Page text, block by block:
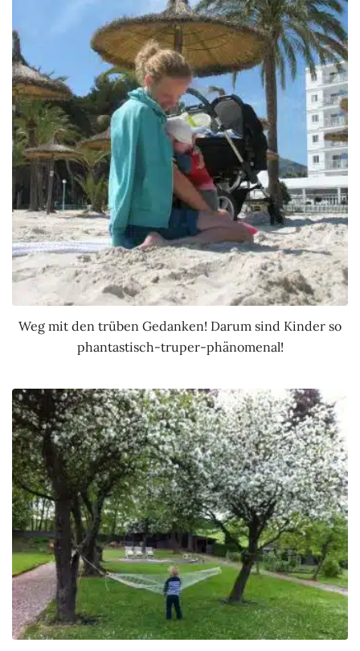
Weg mit den trüben Gedanken! Darum sind Kinder so
phantastisch-truper-phänomenal!